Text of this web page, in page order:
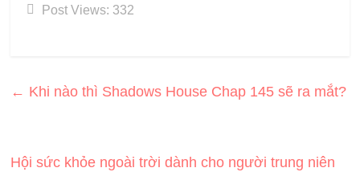
Post Views: 332
← Khi nào thì Shadows House Chap 145 sẽ ra mắt?
Hội sức khỏe ngoài trời dành cho người trung niên